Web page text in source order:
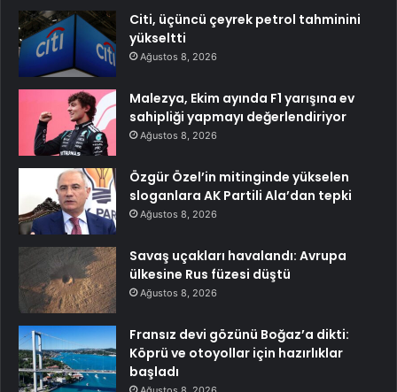
Citi, üçüncü çeyrek petrol tahminini
yükseltti
Ağustos 8, 2026
Malezya, Ekim ayında F1 yarışına ev
sahipliği yapmayı değerlendiriyor
Ağustos 8, 2026
Özgür Özel’in mitinginde yükselen
sloganlara AK Partili Ala’dan tepki
Ağustos 8, 2026
Savaş uçakları havalandı: Avrupa
ülkesine Rus füzesi düştü
Ağustos 8, 2026
Fransız devi gözünü Boğaz’a dikti:
Köprü ve otoyollar için hazırlıklar
başladı